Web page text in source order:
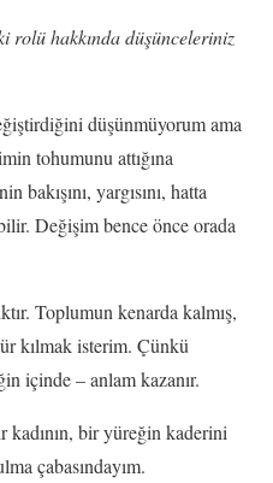
rolü hakkında düşünceleriniz
düşünmüyorum ama
tohumunu attığına
yargısını, hatta
Değişim bence önce orada
Toplumun kenarda kalmış,
kılmak isterim. Çünkü
içinde – anlam kazanır.
bir yüreğin kaderini
çabasındayım.